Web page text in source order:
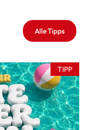
Alle Tipps
TIPP